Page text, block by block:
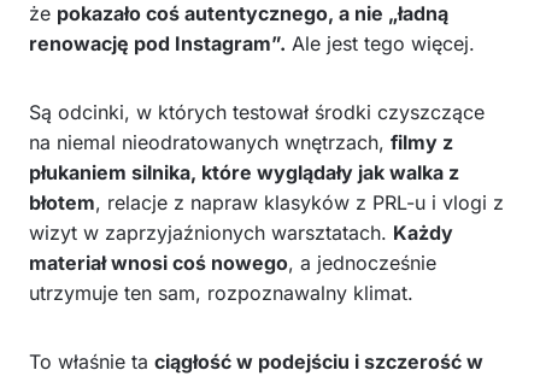
że pokazało coś autentycznego, a nie „ładną
renowację pod Instagram”. Ale jest tego więcej.
Są odcinki, w których testował środki czyszczące
na niemal nieodratowanych wnętrzach, filmy z
płukaniem silnika, które wyglądały jak walka z
błotem, relacje z napraw klasyków z PRL-u i vlogi z
wizyt w zaprzyjaźnionych warsztatach. Każdy
materiał wnosi coś nowego, a jednocześnie
utrzymuje ten sam, rozpoznawalny klimat.
To właśnie ta ciągłość w podejściu i szczerość w